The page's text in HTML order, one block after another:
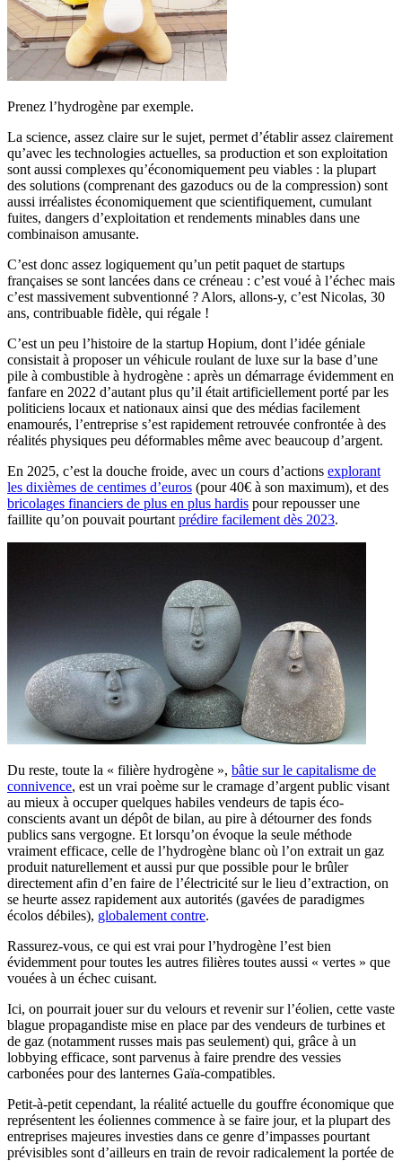
Prenez l’hydrogène par exemple.
La science, assez claire sur le sujet, permet d’établir assez clairement
qu’avec les technologies actuelles, sa production et son exploitation
sont aussi complexes qu’économiquement peu viables : la plupart
des solutions (comprenant des gazoducs ou de la compression) sont
aussi irréalistes économiquement que scientifiquement, cumulant
fuites, dangers d’exploitation et rendements minables dans une
combinaison amusante.
C’est donc assez logiquement qu’un petit paquet de startups
françaises se sont lancées dans ce créneau : c’est voué à l’échec mais
c’est massivement subventionné ? Alors, allons-y, c’est Nicolas, 30
ans, contribuable fidèle, qui régale !
C’est un peu l’histoire de la startup Hopium, dont l’idée géniale
consistait à proposer un véhicule roulant de luxe sur la base d’une
pile à combustible à hydrogène : après un démarrage évidemment en
fanfare en 2022 d’autant plus qu’il était artificiellement porté par les
politiciens locaux et nationaux ainsi que des médias facilement
enamourés, l’entreprise s’est rapidement retrouvée confrontée à des
réalités physiques peu déformables même avec beaucoup d’argent.
En 2025, c’est la douche froide, avec un cours d’actions explorant
les dixièmes de centimes d’euros (pour 40€ à son maximum), et des
bricolages financiers de plus en plus hardis pour repousser une
faillite qu’on pouvait pourtant prédire facilement dès 2023.
Du reste, toute la « filière hydrogène », bâtie sur le capitalisme de
connivence, est un vrai poème sur le cramage d’argent public visant
au mieux à occuper quelques habiles vendeurs de tapis éco-
conscients avant un dépôt de bilan, au pire à détourner des fonds
publics sans vergogne. Et lorsqu’on évoque la seule méthode
vraiment efficace, celle de l’hydrogène blanc où l’on extrait un gaz
produit naturellement et aussi pur que possible pour le brûler
directement afin d’en faire de l’électricité sur le lieu d’extraction, on
se heurte assez rapidement aux autorités (gavées de paradigmes
écolos débiles), globalement contre.
Rassurez-vous, ce qui est vrai pour l’hydrogène l’est bien
évidemment pour toutes les autres filières toutes aussi « vertes » que
vouées à un échec cuisant.
Ici, on pourrait jouer sur du velours et revenir sur l’éolien, cette vaste
blague propagandiste mise en place par des vendeurs de turbines et
de gaz (notamment russes mais pas seulement) qui, grâce à un
lobbying efficace, sont parvenus à faire prendre des vessies
carbonées pour des lanternes Gaïa-compatibles.
Petit-à-petit cependant, la réalité actuelle du gouffre économique que
représentent les éoliennes commence à se faire jour, et la plupart des
entreprises majeures investies dans ce genre d’impasses pourtant
prévisibles sont d’ailleurs en train de revoir radicalement la portée de